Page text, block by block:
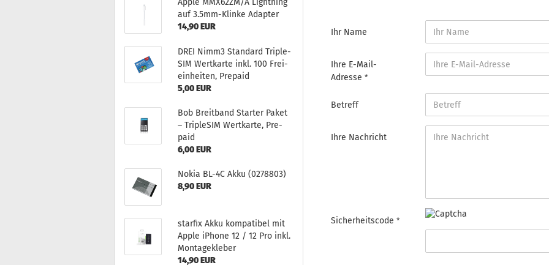
Ihr Name
Ihre E-Mail-
Adresse
Betreff
Ihre Nachricht
Sicherheitscode
Apple MMX62ZM/A Light­ning
auf 3.5mm-​Klinke Ad­ap­ter
14,90 EUR
DREI Nimm3 Stan­dard Triple­
SIM Wert­kar­te inkl. 100 Frei­
ein­hei­ten, Pre­paid
5,00 EUR
Bob Breit­band Star­ter Paket
– Triple­SIM Wert­kar­te, Pre­
paid
6,00 EUR
Nokia BL-4C Akku (0278803)
8,90 EUR
star­fix Akku kom­pa­ti­bel mit
Apple iPho­ne 12 / 12 Pro inkl.
Mon­ta­ge­kle­ber
14,90 EUR